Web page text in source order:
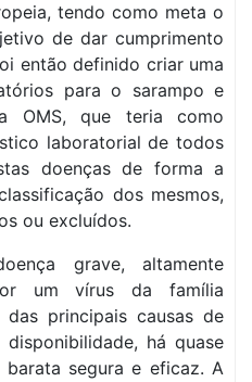
tendo como meta o
de dar cumprimento
então definido criar uma
para o sarampo e
OMS, que teria como
laboratorial de todos
doenças de forma a
dos mesmos,
ou excluídos.
grave, altamente
um vírus da família
das principais causas de
há quase
segura e eficaz. A